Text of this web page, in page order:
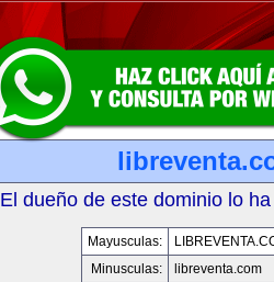
El dueño de este dominio lo
Mayusculas:
Minusculas:
libreventa.com